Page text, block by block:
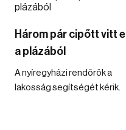
Három pár cipőtt vitt el
a plázából
A nyíregyházi rendőrök a
lakosság segítségét kérik.